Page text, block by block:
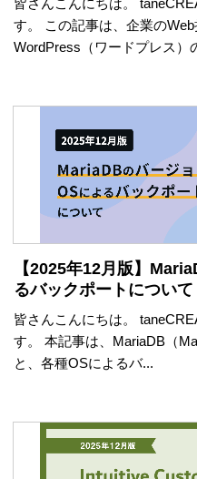
皆さんこんにちは。
す。 この記事は、企業のWeb
WordPress（ワードプレス）
【2025年12月版】
るバックポートについて
皆さんこんにちは。
す。 本記事は、MariaDB（
と、各種OSによるバ...